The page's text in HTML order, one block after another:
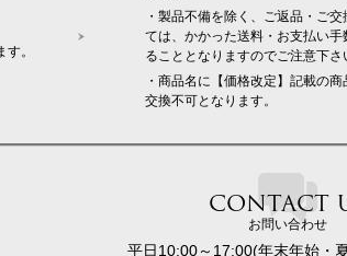
。
・製品不備を除く、ご返品・ご交
ては、かかった送料・お支払い手
ることとなりますのでご注意下さ
・商品名に【価格改定】記載の商
交換不可となります。
CONTACT
お問い合わせ
平日10:00～17:00(年末年始・